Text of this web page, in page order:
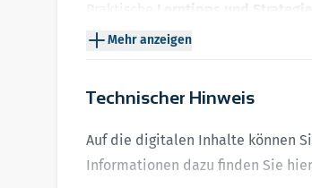
Technischer Hinweis
Auf die digitalen Inhalte können
Informationen dazu finden Sie hier
Praktische
Lerntipps und Strategien
Original-Prüfung 2025
Bearbeitung
Auf derPlattform MySTARK haben
Mehr anzeigen